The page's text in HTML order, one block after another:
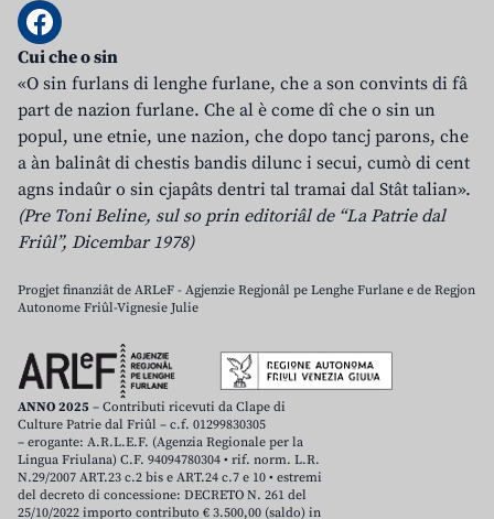
Cui che o sin
«O sin furlans di lenghe furlane, che a son convints di fâ
part de nazion furlane. Che al è come dî che o sin un
popul, une etnie, une nazion, che dopo tancj parons, che
a àn balinât di chestis bandis dilunc i secui, cumò di cent
agns indaûr o sin cjapâts dentri tal tramai dal Stât talian».
(Pre Toni Beline, sul so prin editoriâl de “La Patrie dal
Friûl”, Dicembar 1978)
Progjet finanziât de ARLeF - Agjenzie Regjonâl pe Lenghe Furlane e de Regjon
Autonome Friûl-Vignesie Julie
ANNO 2025 – Contributi ricevuti da Clape di
Culture Patrie dal Friûl – c.f. 01299830305
– erogante: A.R.L.E.F. (Agenzia Regionale per la
Lingua Friulana) C.F. 94094780304 • rif. norm. L.R.
N.29/2007 ART.23 c.2 bis e ART.24 c.7 e 10 • estremi
del decreto di concessione: DECRETO N. 261 del
25/10/2022 importo contributo € 3.500,00 (saldo) in